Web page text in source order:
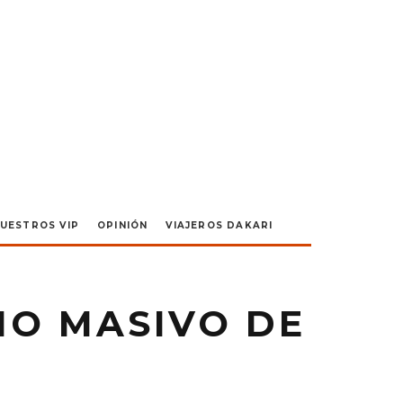
VIP OPINIÓN VIAJEROS DAKARI
MASIVO DE